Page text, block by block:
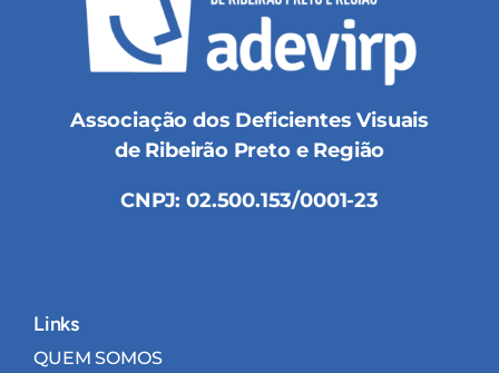
Associação dos Deficientes Visuais
de Ribeirão Preto e Região
CNPJ: 02.500.153/0001-23
Links
QUEM SOMOS